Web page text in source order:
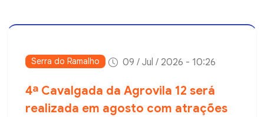
Serra do Ramalho 09 / Jul / 2026 - 10:26
4ª Cavalgada da Agrovila 12 será
realizada em agosto com atrações